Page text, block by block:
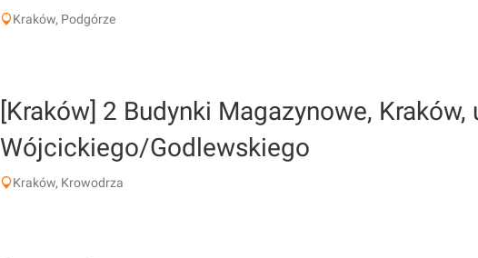
Kraków, Podgórze
[Kraków] 2 Budynki Magazynowe, Kraków,
Wójcickiego/Godlewskiego
Kraków, Krowodrza